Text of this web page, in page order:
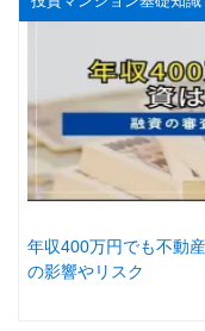
年収400万円でも不動
の影響やリスク